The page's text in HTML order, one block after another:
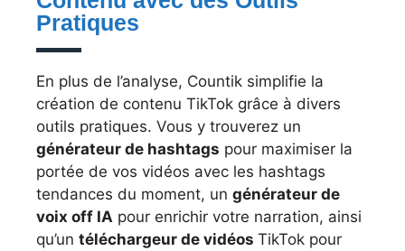
Pratiques
En plus de l’analyse, Countik simplifie la
création de contenu TikTok grâce à divers
outils pratiques. Vous y trouverez un
générateur de hashtags pour maximiser la
portée de vos vidéos avec les hashtags
tendances du moment, un générateur de
voix off IA pour enrichir votre narration, ainsi
qu’un téléchargeur de vidéos TikTok pour